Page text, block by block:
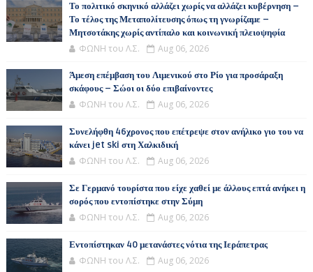
Το πολιτικό σκηνικό αλλάζει χωρίς να αλλάζει κυβέρνηση –
Το τέλος της Μεταπολίτευσης όπως τη γνωρίζαμε –
Μητσοτάκης χωρίς αντίπαλο και κοινωνική πλειοψηφία
ΦΩΝΗ του Λ.Σ. Aug 06, 2026
Άμεση επέμβαση του Λιμενικού στο Ρίο για προσάραξη
σκάφους – Σώοι οι δύο επιβαίνοντες
ΦΩΝΗ του Λ.Σ. Aug 06, 2026
Συνελήφθη 46χρονος που επέτρεψε στον ανήλικο γιο του να
κάνει jet ski στη Χαλκιδική
ΦΩΝΗ του Λ.Σ. Aug 06, 2026
Σε Γερμανό τουρίστα που είχε χαθεί με άλλους επτά ανήκει η
σορός που εντοπίστηκε στην Σύμη
ΦΩΝΗ του Λ.Σ. Aug 06, 2026
Εντοπίστηκαν 40 μετανάστες νότια της Ιεράπετρας
ΦΩΝΗ του Λ.Σ. Aug 06, 2026